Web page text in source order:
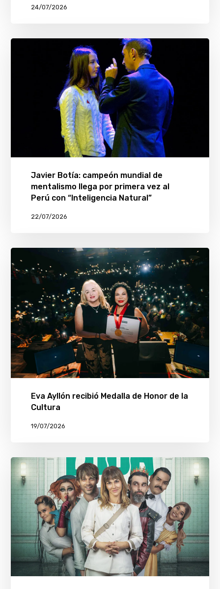
24/07/2026
Javier Botía: campeón mundial de
mentalismo llega por primera vez al
Perú con “Inteligencia Natural”
22/07/2026
Eva Ayllón recibió Medalla de Honor de la
Cultura
19/07/2026